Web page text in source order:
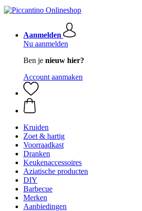
Aanmelden
Nu aanmelden
Ben je nieuw hier?
Account aanmaken
Kruiden
Zoet & hartig
Voorraadkast
Dranken
Keukenaccessoires
Aziatische producten
DIY
Barbecue
Merken
Aanbiedingen